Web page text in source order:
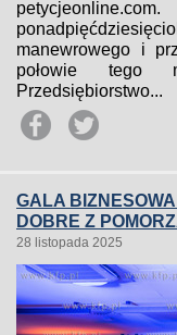
manewrowego i
połowie tego
Przedsiębiorstwo...
GALA
DOBRE Z
28 listopada 2025